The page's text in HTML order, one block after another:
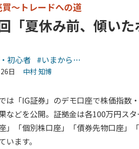
買～トレードへの道
「夏休み前、傾い
初心者 #いまから…
日 中村 知博
は「IG証券」のデモ口座で株価指数
などを公開。証拠金は各100万円ス
座」「個別株口座」「債券先物口座
います。